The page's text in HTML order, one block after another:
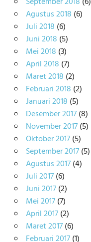
Agustus 2018 (6)
Juli 2018 (6)
Juni 2018 (5)
Mei 2018 (3)
April 2018 (7)
Maret 2018 (2)
Februari 2018 (2)
Januari 2018 (5)
Desember 2017(8)
November 2017(5)
Oktober 2017(5)
September 2017(5)
Agustus 2017(4)
Juli 2017(6)
Juni 2017(2)
Mei 2017(7)
April 2017(2)
Maret 2017(6)
Februari 2017(1)